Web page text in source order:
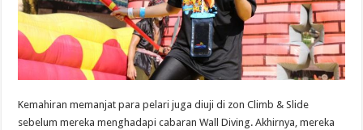
Kemahiran memanjat para pelari juga diuji di zon Climb & Slide
sebelum mereka menghadapi cabaran Wall Diving. Akhirnya, mereka